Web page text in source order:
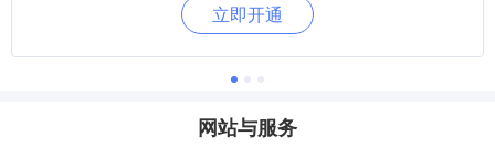
立即开通
网站与服务